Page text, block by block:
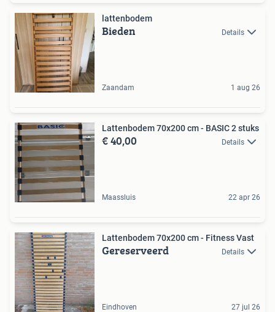
lattenbodem
Bieden Details
Zaandam 1 aug 26
Lattenbodem 70x200 cm - BASIC 2 stuks
€ 40,00 Details
Maassluis 22 apr 26
Lattenbodem 70x200 cm - Fitness Vast
Gereserveerd Details
Eindhoven 27 jul 26